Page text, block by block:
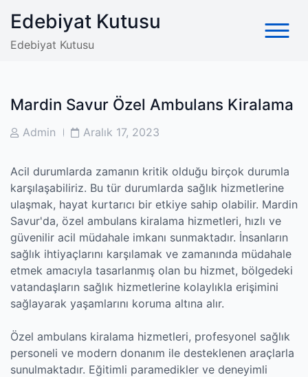
content
Edebiyat Kutusu
Edebiyat Kutusu
Mardin Savur Özel Ambulans Kiralama
PostAdmin
PostAralık 17, 2023
Acil durumlarda zamanın kritik olduğu birçok durumla
karşılaşabiliriz. Bu tür durumlarda sağlık hizmetlerine
ulaşmak, hayat kurtarıcı bir etkiye sahip olabilir. Mardin
Savur'da, özel ambulans kiralama hizmetleri, hızlı ve
güvenilir acil müdahale imkanı sunmaktadır. İnsanların
sağlık ihtiyaçlarını karşılamak ve zamanında müdahale
etmek amacıyla tasarlanmış olan bu hizmet, bölgedeki
vatandaşların sağlık hizmetlerine kolaylıkla erişimini
sağlayarak yaşamlarını koruma altına alır.
Özel ambulans kiralama hizmetleri, profesyonel sağlık
personeli ve modern donanım ile desteklenen araçlarla
sunulmaktadır. Eğitimli paramedikler ve deneyimli